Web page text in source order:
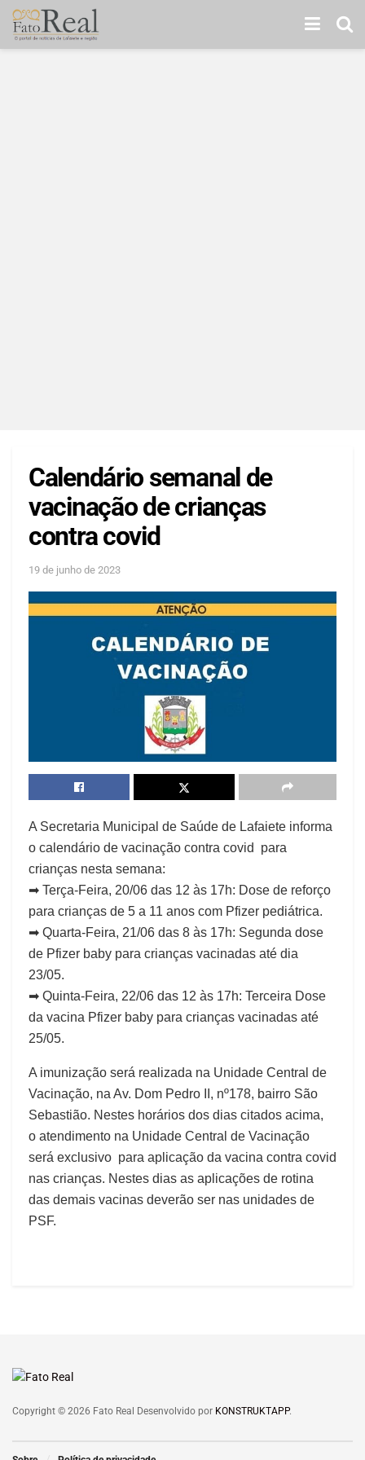
Calendário semanal de
vacinação de crianças
contra covid
19 de junho de 2023
A Secretaria Municipal de Saúde de Lafaiete informa
o calendário de vacinação contra covid para
crianças nesta semana:
➡ Terça-Feira, 20/06 das 12 às 17h: Dose de reforço
para crianças de 5 a 11 anos com Pfizer pediátrica.
➡ Quarta-Feira, 21/06 das 8 às 17h: Segunda dose
de Pfizer baby para crianças vacinadas até dia
23/05.
➡ Quinta-Feira, 22/06 das 12 às 17h: Terceira Dose
da vacina Pfizer baby para crianças vacinadas até
25/05.
A imunização será realizada na Unidade Central de
Vacinação, na Av. Dom Pedro II, nº178, bairro São
Sebastião. Nestes horários dos dias citados acima,
o atendimento na Unidade Central de Vacinação
será exclusivo para aplicação da vacina contra covid
nas crianças. Nestes dias as aplicações de rotina
das demais vacinas deverão ser nas unidades de
PSF.
Copyright © 2026 Fato Real Desenvolvido por KONSTRUKTAPP.